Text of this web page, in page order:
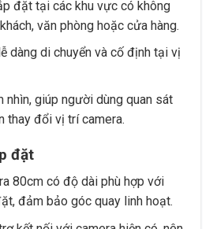
đặt tại các khu vực có không
văn phòng hoặc cửa hàng.
dàng di chuyển và cố định tại vị
nhìn, giúp người dùng quan sát
thay đổi vị trí camera.
đặt
80cm có độ dài phù hợp với
đảm bảo góc quay linh hoạt.